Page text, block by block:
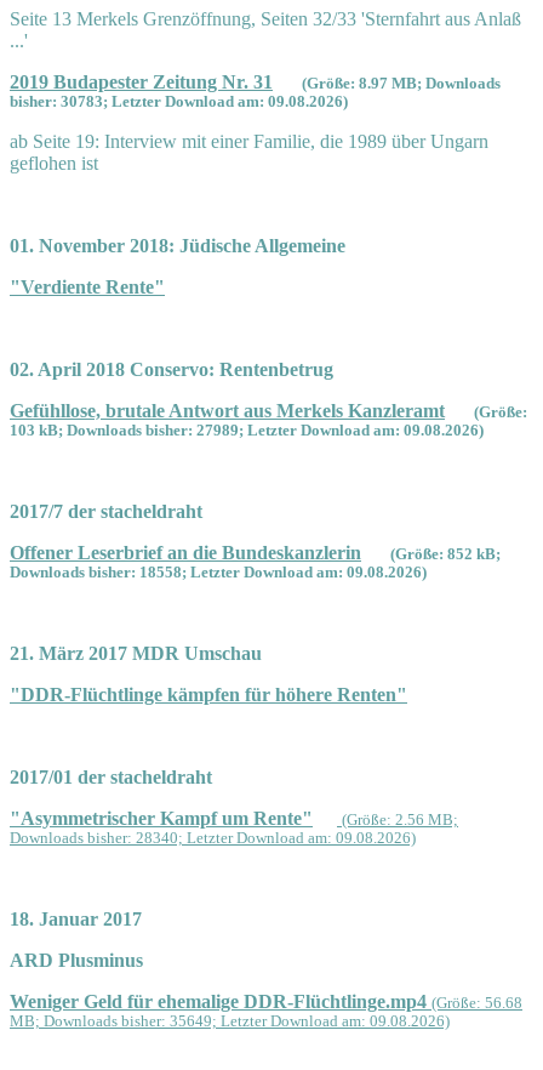
Seite 13 Merkels Grenzöffnung, Seiten 32/33 'Sternfahrt aus Anlaß
...'
2019 Budapester Zeitung Nr. 31
(Größe: 8.97 MB; Downloads
bisher: 30783; Letzter Download am: 09.08.2026)
ab Seite 19: Interview mit einer Familie, die 1989 über Ungarn
geflohen ist
01. November 2018: Jüdische Allgemeine
"Verdiente Rente"
02. April 2018 Conservo: Rentenbetrug
Gefühllose, brutale Antwort aus Merkels Kanzleramt
(Größe:
103 kB; Downloads bisher: 27989; Letzter Download am: 09.08.2026)
2017/7 der stacheldraht
Offener Leserbrief an die Bundeskanzlerin
(Größe: 852 kB;
Downloads bisher: 18558; Letzter Download am: 09.08.2026)
21. März 2017 MDR Umschau
"DDR-Flüchtlinge kämpfen für höhere Renten"
2017/01 der stacheldraht
"Asymmetrischer Kampf um Rente"
(Größe: 2.56 MB;
Downloads bisher: 28340; Letzter Download am: 09.08.2026)
18. Januar 2017
ARD Plusminus
Weniger Geld für ehemalige DDR-Flüchtlinge.mp4 (Größe: 56.68
MB; Downloads bisher: 35649; Letzter Download am: 09.08.2026)